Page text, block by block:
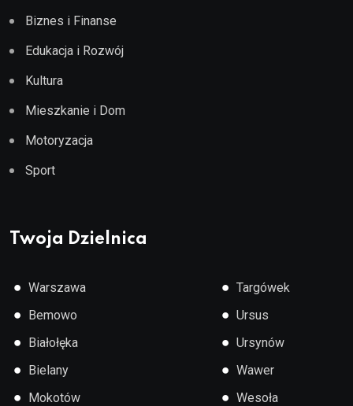
Biznes i Finanse
Edukacja i Rozwój
Kultura
Mieszkanie i Dom
Motoryzacja
Sport
Twoja Dzielnica
● Warszawa
● Bemowo
● Białołęka
● Bielany
● Mokotów
● Targówek
● Ursus
● Ursynów
● Wawer
● Wesoła